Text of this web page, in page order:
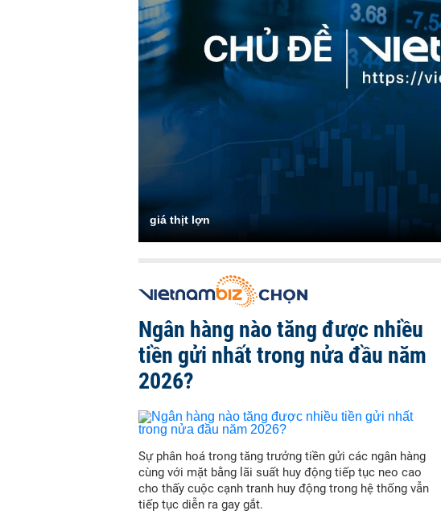
giá thịt lợn
Ngân hàng nào tăng được nhiều
tiền gửi nhất trong nửa đầu năm
2026?
Sự phân hoá trong tăng trưởng tiền gửi các ngân hàng
cùng với mặt bằng lãi suất huy động tiếp tục neo cao
cho thấy cuộc cạnh tranh huy động trong hệ thống vẫn
tiếp tục diễn ra gay gắt.